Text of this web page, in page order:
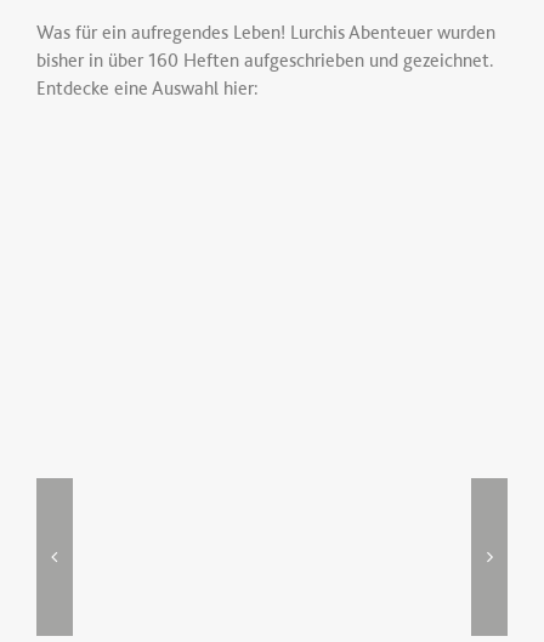
Was für ein aufregendes Leben! Lurchis Abenteuer wurden
bisher in über 160 Heften aufgeschrieben und gezeichnet.
Entdecke eine Auswahl hier: